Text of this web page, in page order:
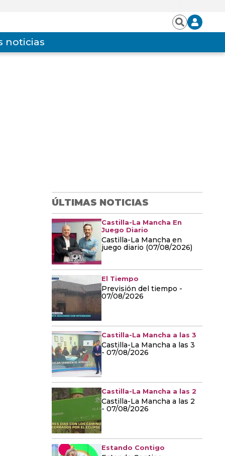
BuscarIniciar
sesión
noticias
ÚLTIMAS NOTICIAS
Castilla-La Mancha En
Juego Diario
Castilla-La Mancha en
juego diario (07/08/2026)
El Tiempo
Previsión del tiempo -
07/08/2026
Castilla-La Mancha a las 3
Castilla-La Mancha a las 3
- 07/08/2026
Castilla-La Mancha a las 2
Castilla-La Mancha a las 2
- 07/08/2026
Estando Contigo